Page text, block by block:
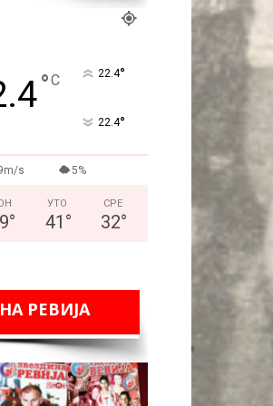
°C 22.4°
22.4°
s 5%
°
УТО
41 °
СРЕ
32°
РЕВИЈА